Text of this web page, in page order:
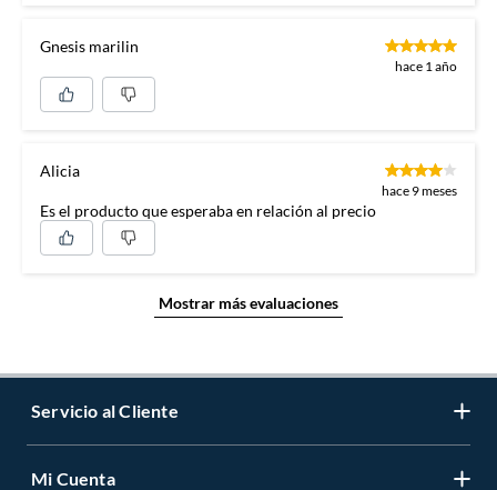
Gnesis marilin
hace 1 año
Alicia
hace 9 meses
Es el producto que esperaba en relación al precio
Mostrar más evaluaciones
Servicio al Cliente
Contáctanos
Mi Cuenta